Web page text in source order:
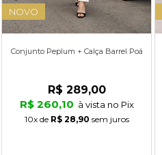
NOVO
Conjunto Peplum + Calça Barrel Poá
R$ 289,00
R$ 260,10 à vista no Pix
10xde R$ 28,90 sem juros